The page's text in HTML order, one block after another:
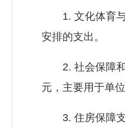
1. 文化体育与
安排的支出。
2. 社会保障和
元，主要用于单
3. 住房保障支